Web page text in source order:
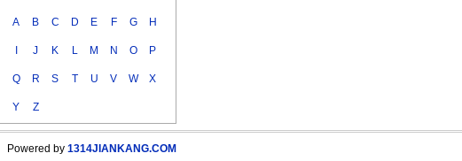
A B C D E F G H
J K L M N O P
Q R S T U V W X
Y Z
Powered by 1314JIANKANG.COM